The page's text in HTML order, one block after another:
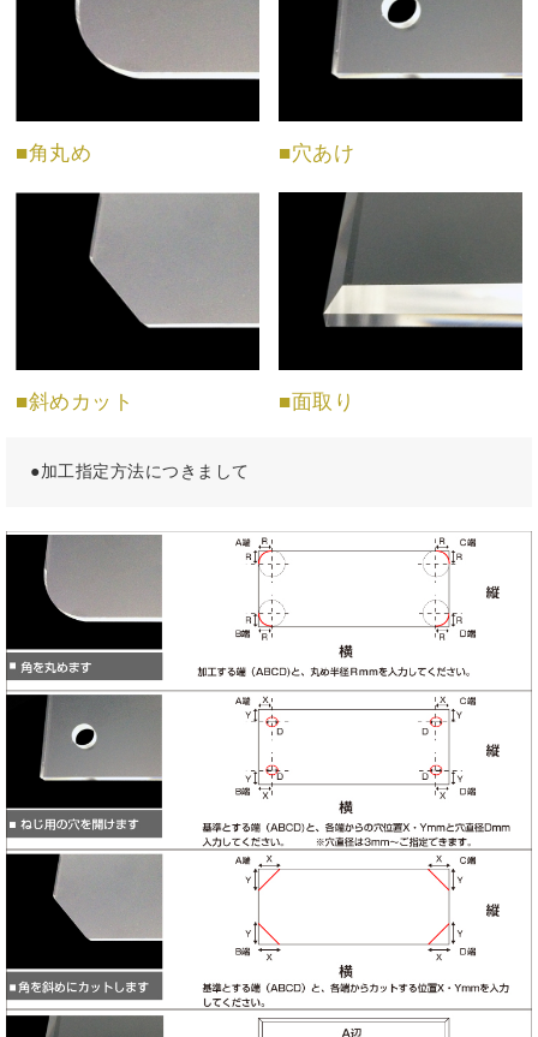
■角丸め ■穴あけ
■斜めカット ■面取り
●加工指定方法につきまして